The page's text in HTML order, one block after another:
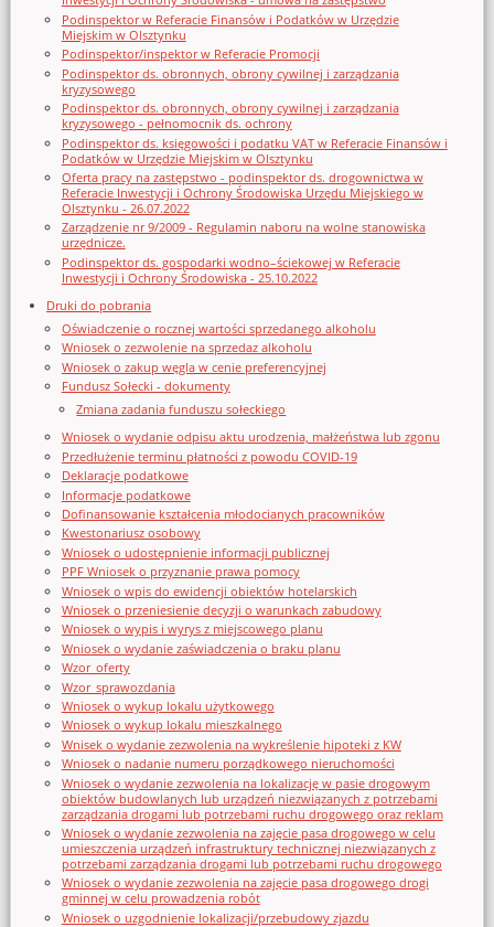
Podinspektor w Referacie Finansów i Podatków w Urzędzie
Miejskim w Olsztynku
Podinspektor/inspektor w Referacie Promocji
Podinspektor ds. obronnych, obrony cywilnej i zarządzania
kryzysowego
Podinspektor ds. obronnych, obrony cywilnej i zarządzania
kryzysowego - pełnomocnik ds. ochrony
Podinspektor ds. księgowości i podatku VAT w Referacie Finansów i
Podatków w Urzędzie Miejskim w Olsztynku
Oferta pracy na zastępstwo - podinspektor ds. drogownictwa w
Referacie Inwestycji i Ochrony Środowiska Urzędu Miejskiego w
Olsztynku - 26.07.2022
Zarządzenie nr 9/2009 - Regulamin naboru na wolne stanowiska
urzędnicze.
Podinspektor ds. gospodarki wodno–ściekowej w Referacie
Inwestycji i Ochrony Środowiska - 25.10.2022
Druki do pobrania
Oświadczenie o rocznej wartości sprzedanego alkoholu
Wniosek o zezwolenie na sprzedaz alkoholu
Wniosek o zakup węgla w cenie preferencyjnej
Fundusz Sołecki - dokumenty
Zmiana zadania funduszu sołeckiego
Wniosek o wydanie odpisu aktu urodzenia, małżeństwa lub zgonu
Przedłużenie terminu płatności z powodu COVID-19
Deklaracje podatkowe
Informacje podatkowe
Dofinansowanie kształcenia młodocianych pracowników
Kwestonariusz osobowy
Wniosek o udostępnienie informacji publicznej
PPF Wniosek o przyznanie prawa pomocy
Wniosek o wpis do ewidencji obiektów hotelarskich
Wniosek o przeniesienie decyzji o warunkach zabudowy
Wniosek o wypis i wyrys z miejscowego planu
Wniosek o wydanie zaświadczenia o braku planu
Wzor_oferty
Wzor_sprawozdania
Wniosek o wykup lokalu użytkowego
Wniosek o wykup lokalu mieszkalnego
Wnisek o wydanie zezwolenia na wykreślenie hipoteki z KW
Wniosek o nadanie numeru porządkowego nieruchomości
Wniosek o wydanie zezwolenia na lokalizację w pasie drogowym
obiektów budowlanych lub urządzeń niezwiązanych z potrzebami
zarządzania drogami lub potrzebami ruchu drogowego oraz reklam
Wniosek o wydanie zezwolenia na zajęcie pasa drogowego w celu
umieszczenia urządzeń infrastruktury technicznej niezwiązanych z
potrzebami zarządzania drogami lub potrzebami ruchu drogowego
Wniosek o wydanie zezwolenia na zajęcie pasa drogowego drogi
gminnej w celu prowadzenia robót
Wniosek o uzgodnienie lokalizacji/przebudowy zjazdu